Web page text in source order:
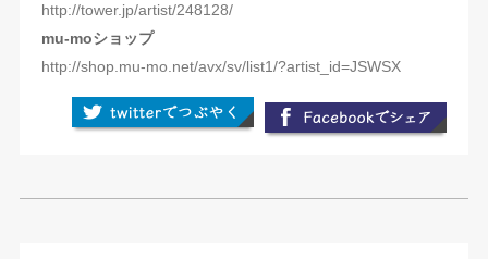
http://tower.jp/artist/248128/
mu-moショップ
http://shop.mu-mo.net/avx/sv/list1/?artist_id=JSWSX